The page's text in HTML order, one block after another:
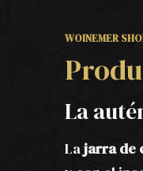
WOINEMER
La
Lajarra de